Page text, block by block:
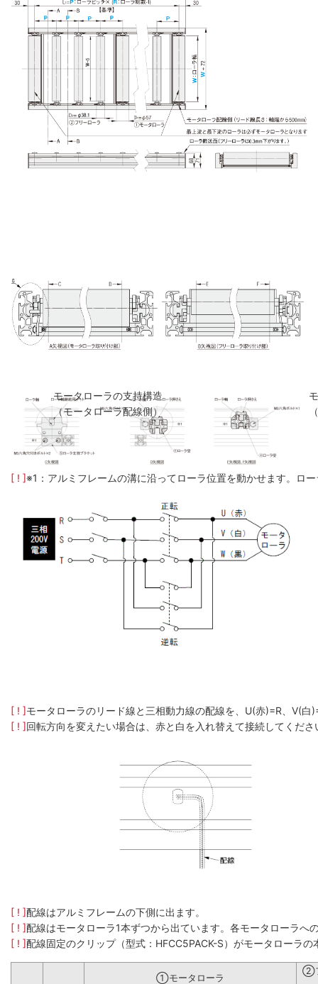
モータローラの支持構造
（モータローラ配線側）
[ ! ]※1：アルミフレームの溝に沿ってローラ位置を動かせます。ロ
[ ! ]モータローラのリード線と三相動力線の配線を、U(赤)=R、V(
[ ! ]回転方向を変えたい場合は、赤と白を入れ替えて接続してくださ
[ ! ]配線はアルミフレームの下側に出ます。
[ ! ]配線はモータローラ1本ずつから出ています。各モータローラへ
[ ! ]配線固定のクリップ（型式：HFCC5PACK-S）がモータローラ
①モータローラ
②